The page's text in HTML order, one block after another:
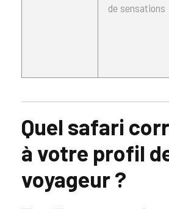
de sensations
Quel safari
à votre profil
voyageur ?